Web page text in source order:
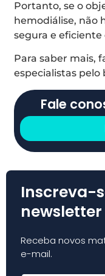
Portanto, se o
hemodiálise, não
segura e
Para saber mais,
especialistas pelo
Fale
Inscreva-
newsletter
Receba novos
e-mail.